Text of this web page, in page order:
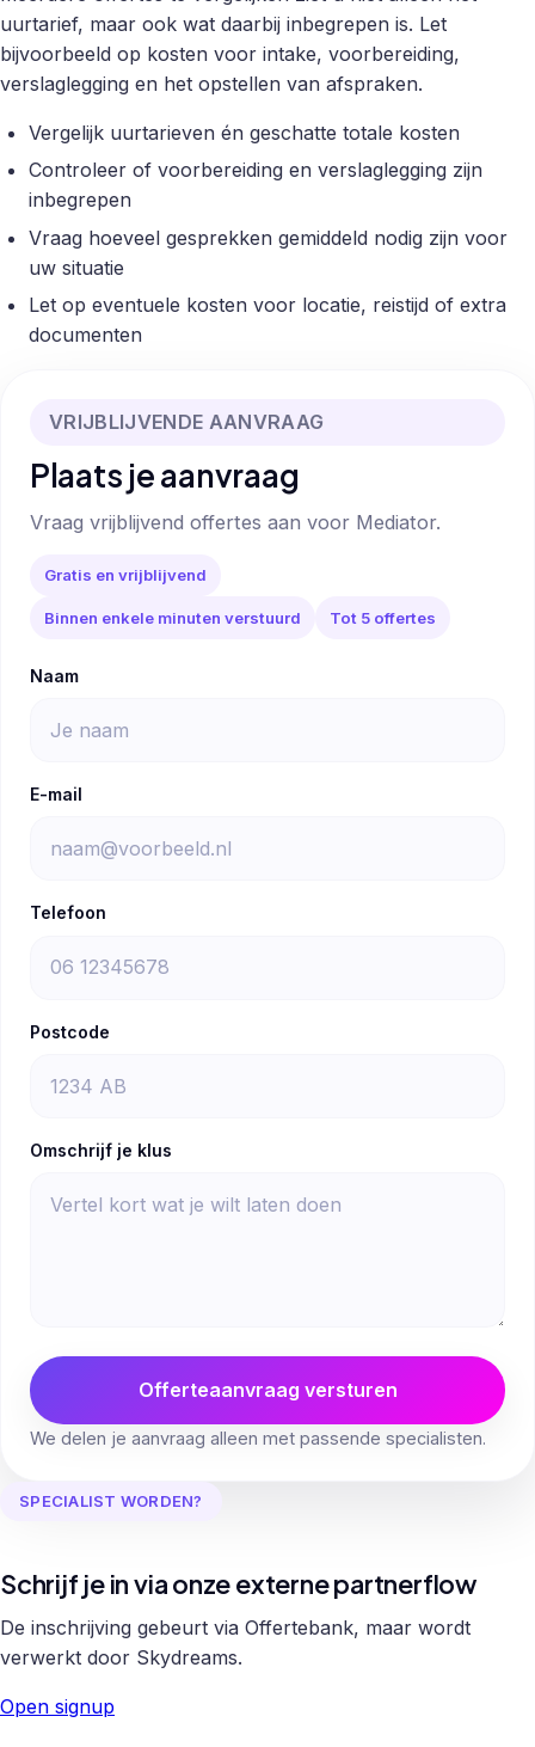
uurtarief, maar ook wat daarbij inbegrepen is. Let
bijvoorbeeld op kosten voor intake, voorbereiding,
verslaglegging en het opstellen van afspraken.
Vergelijk uurtarieven én geschatte totale kosten
Controleer of voorbereiding en verslaglegging zijn
inbegrepen
Vraag hoeveel gesprekken gemiddeld nodig zijn voor
uw situatie
Let op eventuele kosten voor locatie, reistijd of extra
documenten
VRIJBLIJVENDE AANVRAAG
Plaats je aanvraag
Vraag vrijblijvend offertes aan voor Mediator.
Gratis en vrijblijvend
Binnen enkele minuten verstuurd Tot 5 offertes
Naam
E-mail
Telefoon
Postcode
Omschrijf je klus
Offerteaanvraag versturen
We delen je aanvraag alleen met passende specialisten.
SPECIALIST WORDEN?
Schrijf je in via onze externe partnerflow
De inschrijving gebeurt via Offertebank, maar wordt
verwerkt door Skydreams.
Open signup